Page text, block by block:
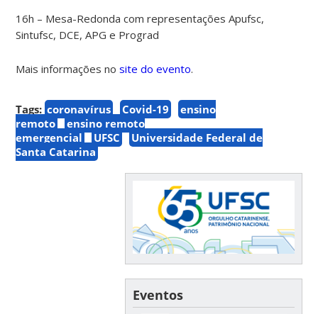
16h – Mesa-Redonda com representações Apufsc,
Sintufsc, DCE, APG e Prograd
Mais informações nosite do evento.
Tags: coronavírus Covid-19
ensino
remoto
ensino remoto
emergencial
UFSC
Universidade Federal de
Santa Catarina
Eventos